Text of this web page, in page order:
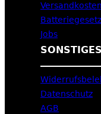
Versandkosten
Jobs
SONSTIGES
Datenschutz
AGB